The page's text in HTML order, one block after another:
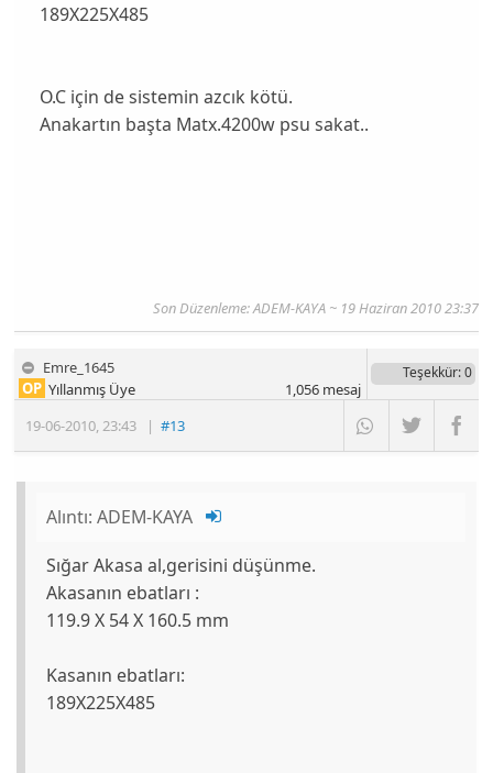
189X225X485
O.C için de sistemin azcık kötü.
Anakartın başta Matx.4200w psu sakat..
Son Düzenleme: ADEM-KAYA ~ 19 Haziran 2010 23:37
Emre_1645
19-06-2010 23:43 |#13
OP Yıllanmış Üye
Teşekkür: 0
1,056mesaj
Alıntı:ADEM-KAYA
Sığar Akasa al,gerisini düşünme.
Akasanın ebatları :
119.9 X 54 X 160.5 mm
Kasanın ebatları:
189X225X485